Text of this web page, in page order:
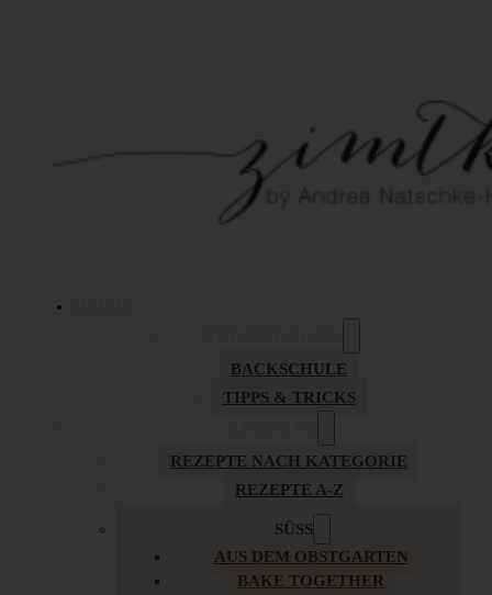
BACKSCHULE
TIPPS & TRICKS
REZEPTE NACH KATEGORIE
REZEPTE A-Z
SÜSS
AUS DEM OBSTGARTEN
BAKE TOGETHER